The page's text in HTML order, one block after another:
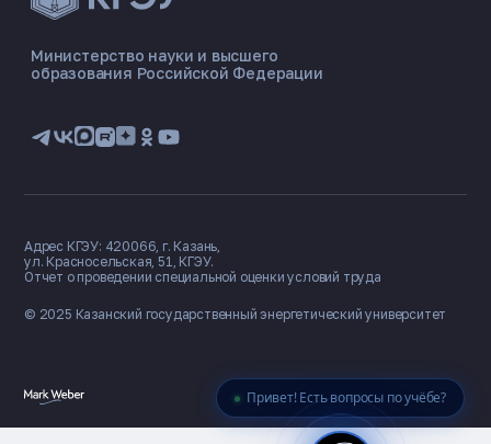
Привет! Есть вопросы по учёбе?
ЭНЕРГОКОД — ПОМОЩНИК КГЭУ
📋 Приёмная комиссия
🏠 Общежитие
Министерство науки и высшего
образования Российской Федерации
© 2025 Казанский государственный энергетический университет
Адрес КГЭУ: 420066, г. Казань,
ул. Красносельская, 51, КГЭУ.
Отчет о проведении специальной оценки условий труда